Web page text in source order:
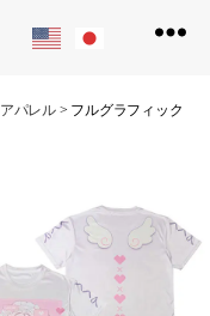
アパレル> フルグラフィックTシ